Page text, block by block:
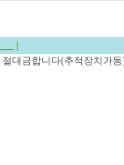
대금합니다(추적장치가